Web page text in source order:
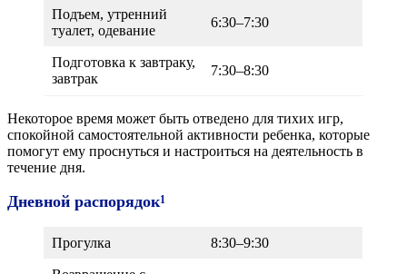
Подъем, утренний
туалет, одевание
6:30–7:30
Подготовка к завтраку,
завтрак
7:30–8:30
Некоторое время может быть отведено для тихих игр,
спокойной самостоятельной активности ребенка, которые
помогут ему проснуться и настроиться на деятельность в
течение дня.
Дневной распорядок1
Прогулка 8:30–9:30